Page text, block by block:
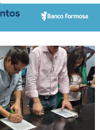
-
acordaron un nuevo